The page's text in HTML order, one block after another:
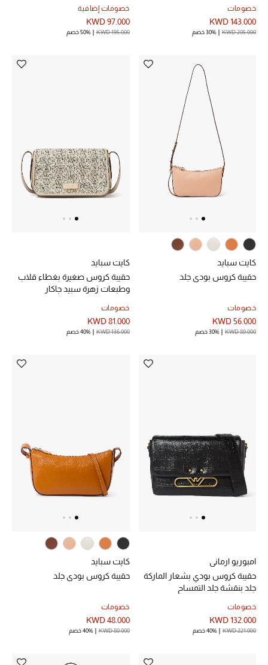
خصومات
KWD 143.000
KWD 205.000 30% خصم
خصومات إضافية
KWD 97.000
KWD 195.000 50% خصم
كايت سبايد
حقيبة كروس بودي جلد
خصومات
KWD 56.000
KWD 80.000 30% خصم
كايت سبايد
حقيبة كروس صغيرة بغطاء قلاب
وطبعات زهرة سبيد جاكار
خصومات
KWD 81.000
KWD 136.000 40% خصم
امبوريو ارماني
حقيبة كروس بودي بشعار الماركة
جلد بنقشة جلد التمساح
خصومات
KWD 132.000
KWD 221.000 40% خصم
كايت سبايد
حقيبة كروس بودي جلد
خصومات
KWD 48.000
KWD 80.000 40% خصم